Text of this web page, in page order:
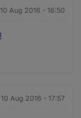
Aug 2016 - 16:50
Aug 2016 - 17:57